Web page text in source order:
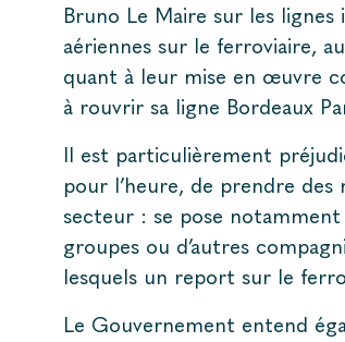
Bruno Le Maire sur les
aériennes sur le ferroviaire,
quant à leur mise en œuvre
à rouvrir sa ligne Bordeaux
Il est particulièrement
pour l’heure, de prendre des
secteur : se pose
groupes ou d’autres
lesquels un report sur le
Le Gouvernement entend